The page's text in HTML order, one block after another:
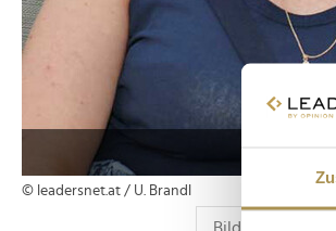
© leadersnet.at / U. Brandl